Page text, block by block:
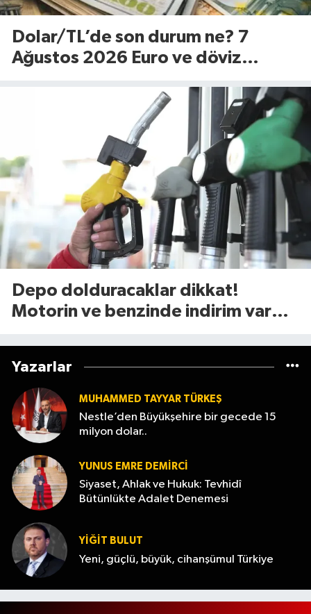
Dolar/TL’de son durum ne? 7
Ağustos 2026 Euro ve döviz
Depo dolduracaklar dikkat!
Motorin ve benzinde indirim var
Yazarlar
MUHAMMED TAYYAR TÜRKEŞ
Nestle’den Büyükşehire bir gecede 15
milyon dolar..
YUNUS EMRE DEMIRCI
Siyaset, Ahlak ve Hukuk: Tevhidî
Bütünlükte Adalet Denemesi
YİĞİT BULUT
Yeni, güçlü, büyük, cihanşümul Türkiye